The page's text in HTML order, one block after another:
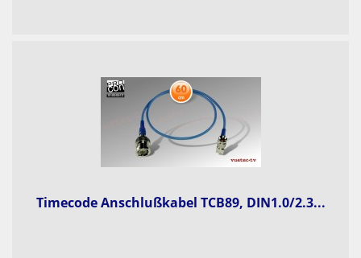
Timecode Anschlußkabel TCB89, DIN1.0/2.3...